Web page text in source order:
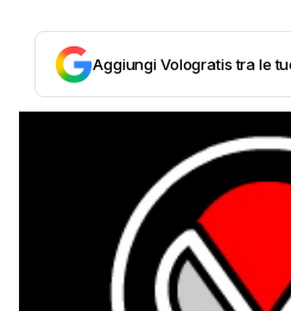
Aggiungi Vologratis tra le